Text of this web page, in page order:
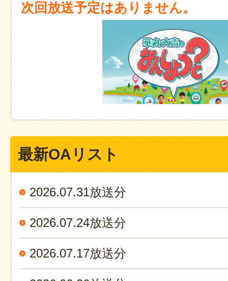
次回放送予定はありません。
最新OAリスト
2026.07.31放送分
2026.07.24放送分
2026.07.17放送分